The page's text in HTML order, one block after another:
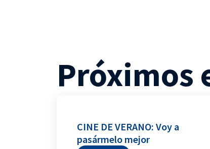
Próximos
CINE DE VERANO: Voy a
pasármelo mejor